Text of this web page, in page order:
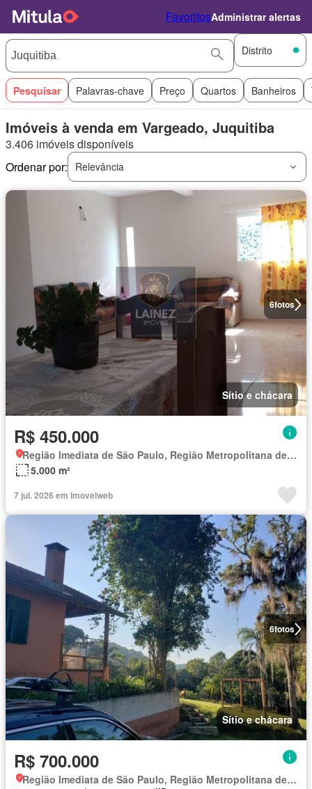
FavoritosAdministrar alertas
Distrito
Pesquisar Palavras-chave Preço Quartos Banheiros
Imóveis à venda em Vargeado, Juquitiba
3.406 imóveis disponíveis
Ordenar por:
Relevância
6fotos
Sítio e chácara
R$ 450.000
Região Imediata de São Paulo, Região Metropolitana de São Paulo
5.000 m²
7 jul. 2026 em Imovelweb
6fotos
Sítio e chácara
R$ 700.000
Região Imediata de São Paulo, Região Metropolitana de São Paulo